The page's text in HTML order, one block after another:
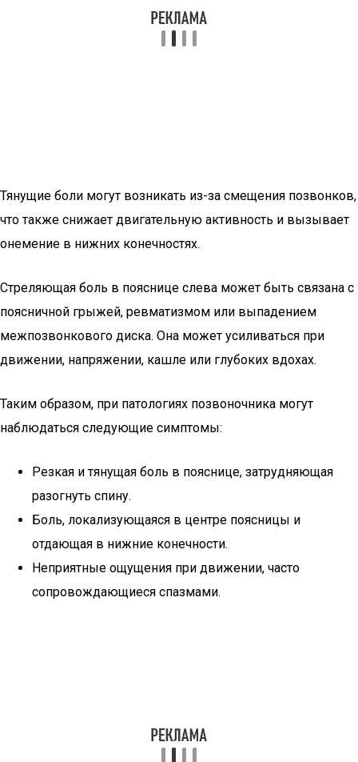
Тянущие боли могут возникать из-за смещения позвонков,
что также снижает двигательную активность и вызывает
онемение в нижних конечностях.
Стреляющая боль в пояснице слева может быть связана с
поясничной грыжей, ревматизмом или выпадением
межпозвонкового диска. Она может усиливаться при
движении, напряжении, кашле или глубоких вдохах.
Таким образом, при патологиях позвоночника могут
наблюдаться следующие симптомы:
Резкая и тянущая боль в пояснице, затрудняющая
разогнуть спину.
Боль, локализующаяся в центре поясницы и
отдающая в нижние конечности.
Неприятные ощущения при движении, часто
сопровождающиеся спазмами.